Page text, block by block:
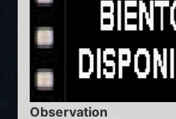
Observation